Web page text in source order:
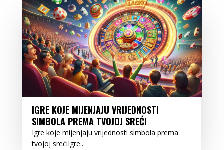
IGRE KOJE MIJENJAJU VRIJEDNOSTI
SIMBOLA PREMA TVOJOJ SREĆI
Igre koje mijenjaju vrijednosti simbola prema
tvojoj srećiIgre...